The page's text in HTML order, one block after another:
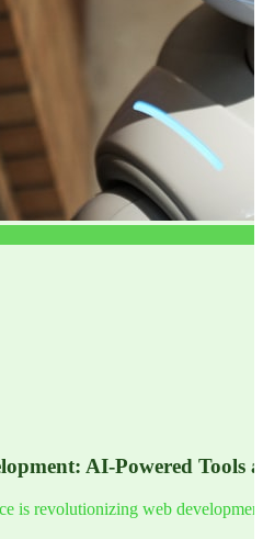
AI-Powered Tools
is revolutionizing web